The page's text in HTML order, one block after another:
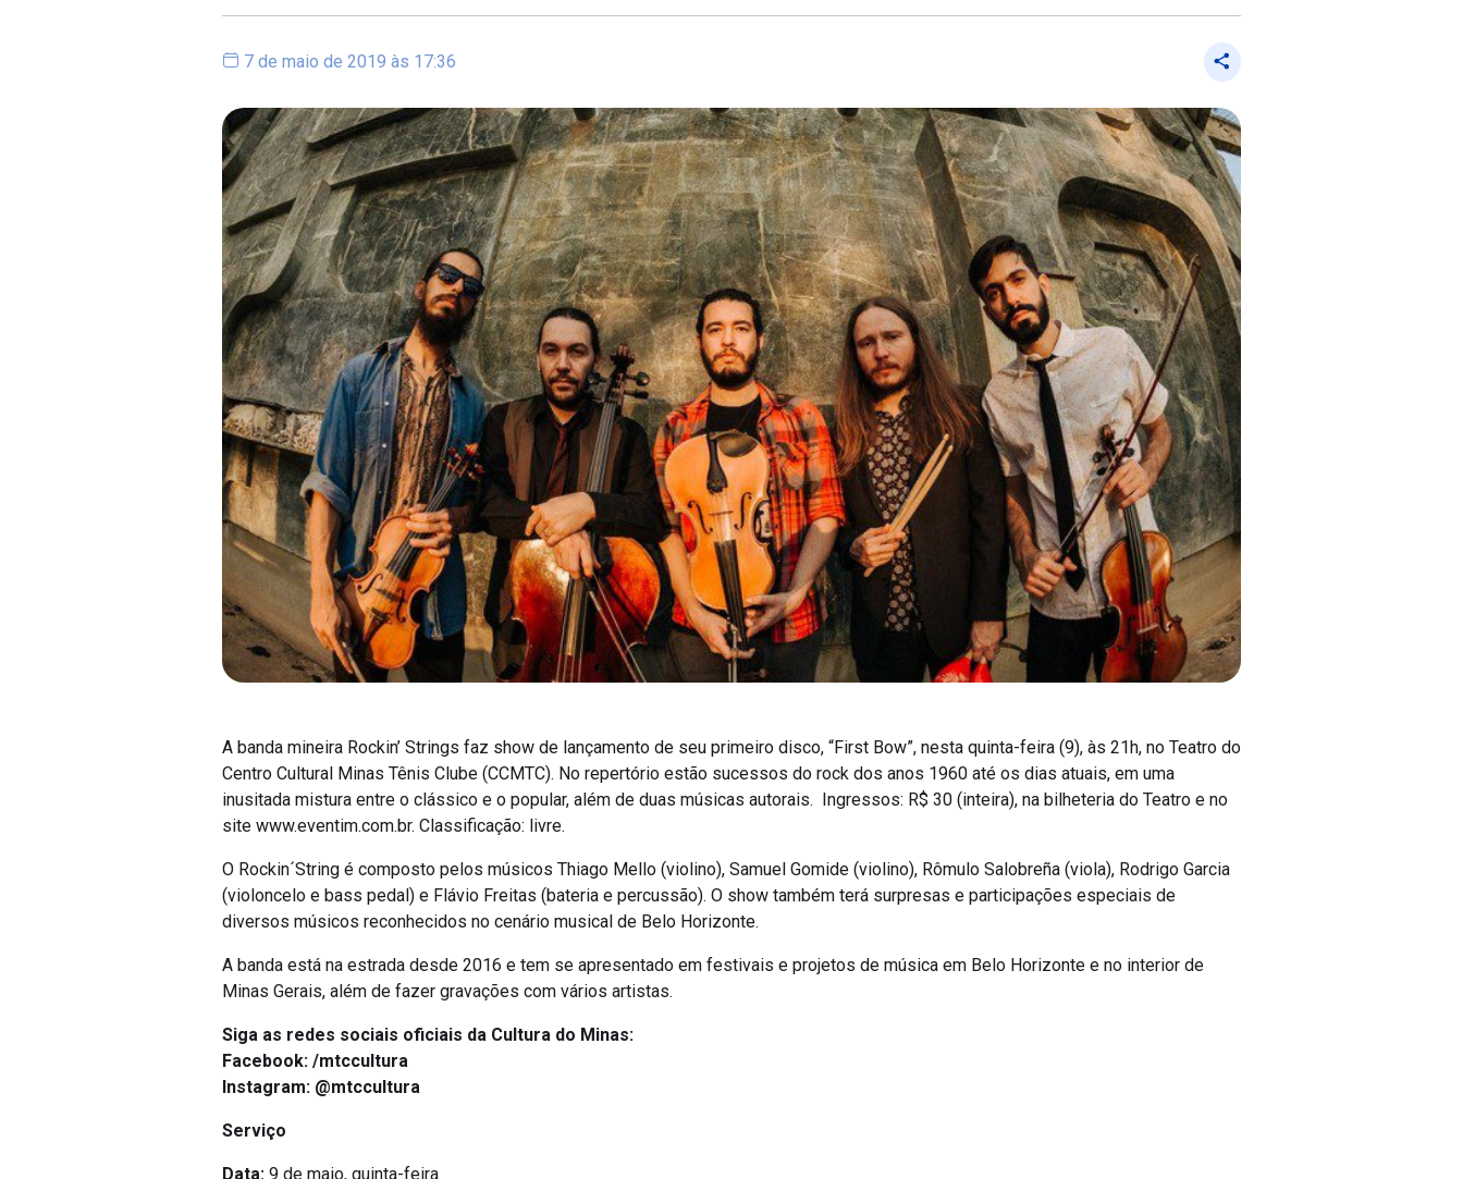
7 de maio de 2019 às 17:36
A banda mineira Rockin’ Strings faz show de lançamento de seu primeiro disco, “First Bow”, nesta quinta-feira (9), às 21h, no Teatro do
Centro Cultural Minas Tênis Clube (CCMTC). No repertório estão sucessos do rock dos anos 1960 até os dias atuais, em uma
inusitada mistura entre o clássico e o popular, além de duas músicas autorais. Ingressos: R$ 30 (inteira), na bilheteria do Teatro e no
site www.eventim.com.br. Classificação: livre.
O Rockin´String é composto pelos músicos Thiago Mello (violino), Samuel Gomide (violino), Rômulo Salobreña (viola), Rodrigo Garcia
(violoncelo e bass pedal) e Flávio Freitas (bateria e percussão). O show também terá surpresas e participações especiais de
diversos músicos reconhecidos no cenário musical de Belo Horizonte.
A banda está na estrada desde 2016 e tem se apresentado em festivais e projetos de música em Belo Horizonte e no interior de
Minas Gerais, além de fazer gravações com vários artistas.
Siga as redes sociais oficiais da Cultura do Minas:
Facebook: /mtccultura
Instagram: @mtccultura
Serviço
Data: 9 de maio, quinta-feira